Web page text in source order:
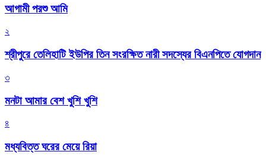
আগামী পরশু আমি
২
শ্রীপুরে তেলিহাটি ইউপির তিন সংরক্ষিত নারী সদস্যের বিএনপিতে যোগদান
৩
মনটা আমার বেশ খুশি খুশি
৪
মধ্যবিত্ত ঘরের মেয়ে রিয়া